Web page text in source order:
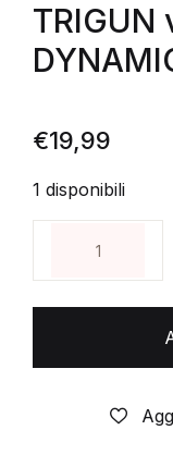
TRIGUN
€19,99
1 disponibili